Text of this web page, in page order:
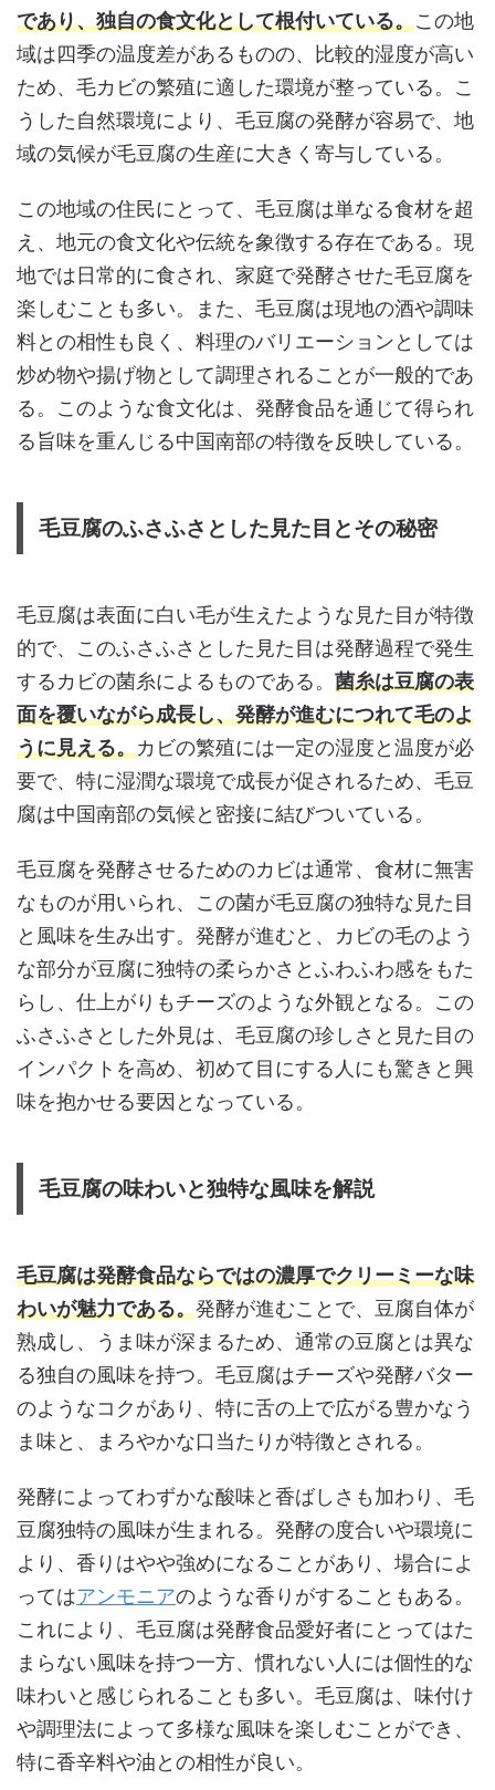
であり、独自の食文化として根付いている。この地
域は四季の温度差があるものの、比較的湿度が高い
ため、毛カビの繁殖に適した環境が整っている。こ
うした自然環境により、毛豆腐の発酵が容易で、地
域の気候が毛豆腐の生産に大きく寄与している。
この地域の住民にとって、毛豆腐は単なる食材を超
え、地元の食文化や伝統を象徴する存在である。現
地では日常的に食され、家庭で発酵させた毛豆腐を
楽しむことも多い。また、毛豆腐は現地の酒や調味
料との相性も良く、料理のバリエーションとしては
炒め物や揚げ物として調理されることが一般的であ
る。このような食文化は、発酵食品を通じて得られ
る旨味を重んじる中国南部の特徴を反映している。
毛豆腐のふさふさとした見た目とその秘密
毛豆腐は表面に白い毛が生えたような見た目が特徴
的で、このふさふさとした見た目は発酵過程で発生
するカビの菌糸によるものである。 菌糸は豆腐の表
面を覆いながら成長し、発酵が進むにつれて毛のよ
うに見える。カビの繁殖には一定の湿度と温度が必
要で、特に湿潤な環境で成長が促されるため、毛豆
腐は中国南部の気候と密接に結びついている。
毛豆腐を発酵させるためのカビは通常、食材に無害
なものが用いられ、この菌が毛豆腐の独特な見た目
と風味を生み出す。発酵が進むと、カビの毛のよう
な部分が豆腐に独特の柔らかさとふわふわ感をもた
らし、仕上がりもチーズのような外観となる。この
ふさふさとした外見は、毛豆腐の珍しさと見た目の
インパクトを高め、初めて目にする人にも驚きと興
味を抱かせる要因となっている。
毛豆腐の味わいと独特な風味を解説
毛豆腐は発酵食品ならではの濃厚でクリーミーな味
わいが魅力である。発酵が進むことで、豆腐自体が
熟成し、うま味が深まるため、通常の豆腐とは異な
る独自の風味を持つ。毛豆腐はチーズや発酵バター
のようなコクがあり、特に舌の上で広がる豊かなう
ま味と、まろやかな口当たりが特徴とされる。
発酵によってわずかな酸味と香ばしさも加わり、毛
豆腐独特の風味が生まれる。発酵の度合いや環境に
より、香りはやや強めになることがあり、場合によ
ってはアンモニアのような香りがすることもある。
これにより、毛豆腐は発酵食品愛好者にとってはた
まらない風味を持つ一方、慣れない人には個性的な
味わいと感じられることも多い。毛豆腐は、味付け
や調理法によって多様な風味を楽しむことができ、
特に香辛料や油との相性が良い。